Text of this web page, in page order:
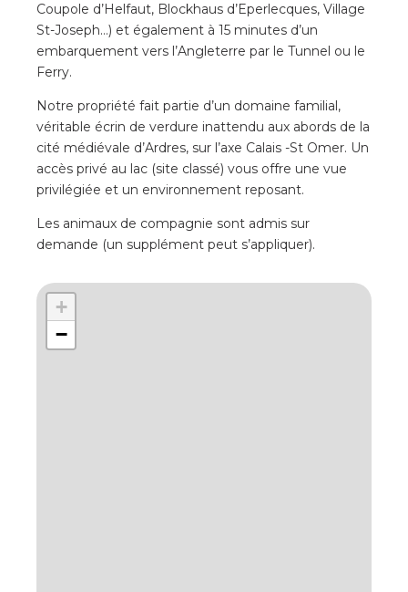
Coupole d’Helfaut, Blockhaus d’Eperlecques, Village
St-Joseph…) et également à 15 minutes d’un
embarquement vers l’Angleterre par le Tunnel ou le
Ferry.
Notre propriété fait partie d’un domaine familial,
véritable écrin de verdure inattendu aux abords de la
cité médiévale d’Ardres, sur l’axe Calais -St Omer. Un
accès privé au lac (site classé) vous offre une vue
privilégiée et un environnement reposant.
Les animaux de compagnie sont admis sur
demande (un supplément peut s’appliquer).
+
−